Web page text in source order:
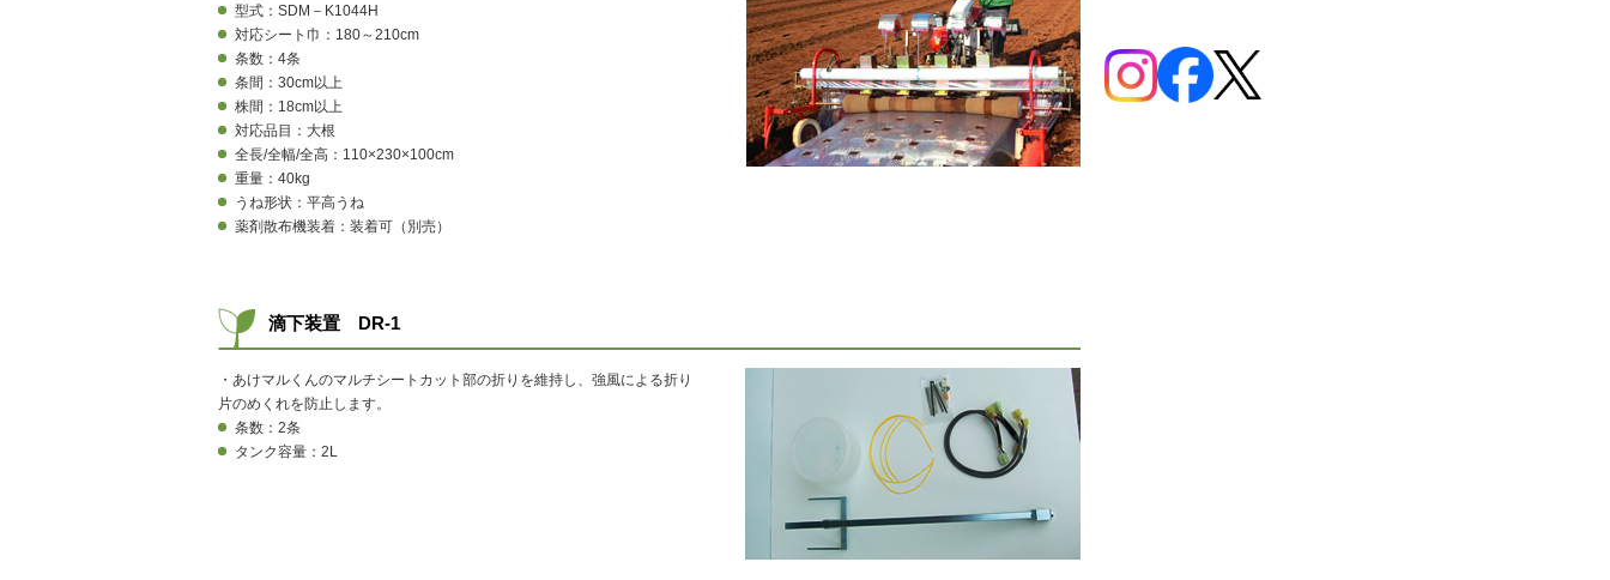
型式：SDM－K1044H
対応シート巾：180～210cm
条数：4条
条間：30cm以上
株間：18cm以上
対応品目：大根
全長/全幅/全高：110×230×100cm
重量：40kg
うね形状：平高うね
薬剤散布機装着：装着可（別売）
滴下装置 DR-1
・あけマルくんのマルチシートカット部の折りを維持し、強風による折り
片のめくれを防止します。
条数：2条
タンク容量：2L